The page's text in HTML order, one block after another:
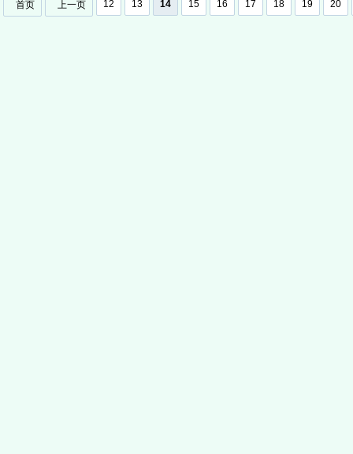
首页 上一页 12 13 14 15 16 17 18 19 20